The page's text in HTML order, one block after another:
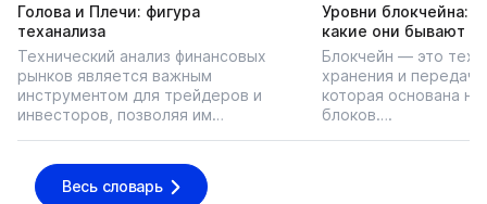
Голова и Плечи: фигура
теханализа
Технический анализ финансовых
рынков является важным
инструментом для трейдеров и
инвесторов, позволяя им…
Уровни блокчейна:
какие они бывают
Блокчейн — это
хранения и
которая основана
блоков….
Весь словарь